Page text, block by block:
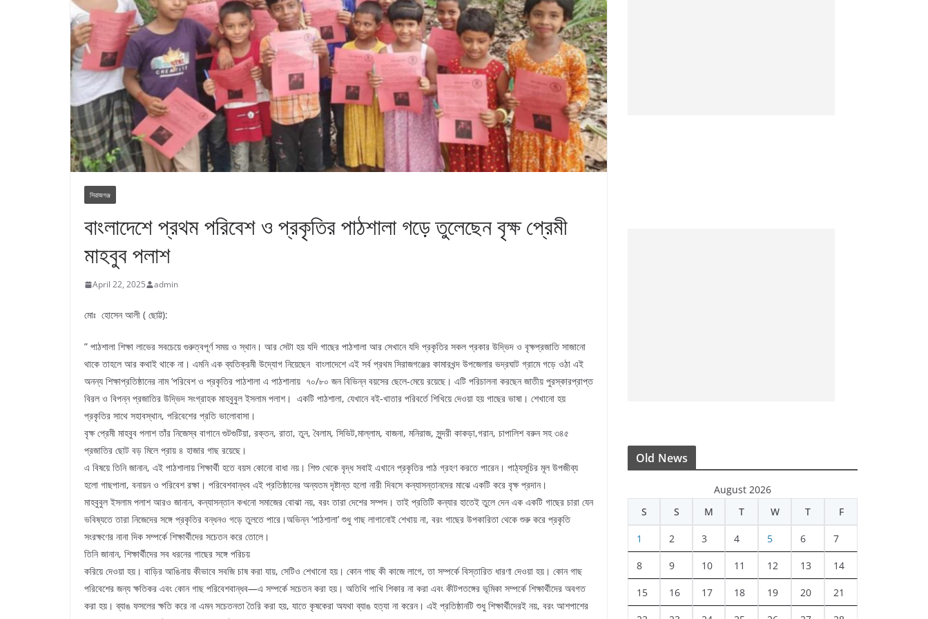
সিরাজগঞ্জ
বাংলাদেশে প্রথম পরিবেশ ও প্রকৃতির পাঠশালা গড়ে তুলেছেন বৃক্ষ প্রেমী
মাহবুব পলাশ
April 22, 2025 admin
মোঃ হোসেন আলী ( ছোট্ট):
” পাঠশালা শিক্ষা লাভের সবচেয়ে গুরুত্বপূর্ণ সময় ও স্থান। আর সেটা হয় যদি গাছের পাঠশালা আর সেখানে যদি প্রকৃতির সকল প্রকার উদ্ভিদ ও বৃক্ষপ্রজাতি সাজানো
থাকে তাহলে আর কথাই থাকে না। এমনি এক ব্যতিক্রমী উদ্যোগ নিয়েছেন বাংলাদেশে এই সর্ব প্রথম সিরাজগঞ্জের কামারখন্দ উপজেলার ভদ্রঘাট গ্রামে গড়ে ওঠা এই
অনন্য শিক্ষাপ্রতিষ্ঠানের নাম ‘পরিবেশ ও প্রকৃতির পাঠশালা এ পাঠশালায় ৭০/৮০ জন বিভিন্ন বয়সের ছেলে-মেয়ে রয়েছে। এটি পরিচালনা করছেন জাতীয় পুরস্কারপ্রাপ্ত
বিরল ও বিপন্ন প্রজাতির উদ্ভিদ সংগ্রাহক মাহবুবুল ইসলাম পলাশ। একটি পাঠশালা, যেখানে বই-খাতার পরিবর্তে শিখিয়ে দেওয়া হয় গাছের ভাষা। শেখানো হয়
প্রকৃতির সাথে সহাবস্থান, পরিবেশের প্রতি ভালোবাসা।
বৃক্ষ প্রেমী মাহবুব পলাশ তাঁর নিজেস্ব বাগানে গুটগুটিয়া, রক্তন, রাতা, তুন, বৈলাম, সিভিট,মাল্লাম, বাজনা, মনিরাজ, সুন্দরী কাকড়া,গরান, চাপালিশ বরুন সহ ৩৪৫
প্রজাতির ছোট বড় মিলে প্রায় ৪ হাজার গাছ রয়েছে।
এ বিষয়ে তিনি জানান, এই পাঠশালায় শিক্ষার্থী হতে বয়স কোনো বাধা নয়। শিশু থেকে বৃদ্ধ সবাই এখানে প্রকৃতির পাঠ গ্রহণ করতে পারেন। পাঠ্যসূচির মূল উপজীব্য
হলো গাছপালা, বনায়ন ও পরিবেশ রক্ষা। পরিবেশবান্ধব এই প্রতিষ্ঠানের অন্যতম দৃষ্টান্ত হলো নারী দিবসে কন্যাসন্তানদের মাঝে একটি করে বৃক্ষ প্রদান।
মাহবুবুল ইসলাম পলাশ আরও জানান, কন্যাসন্তান কখনো সমাজের বোঝা নয়, বরং তারা দেশের সম্পদ। তাই প্রতিটি কন্যার হাতেই তুলে দেন এক একটি গাছের চারা যেন
ভবিষ্যতে তারা নিজেদের সঙ্গে প্রকৃতির বন্ধনও গড়ে তুলতে পারে।অভিন্ন ‘পাঠশালা’ শুধু গাছ লাগানোই শেখায় না, বরং গাছের উপকারিতা থেকে শুরু করে প্রকৃতি
সংরক্ষণের নানা দিক সম্পর্কে শিক্ষার্থীদের সচেতন করে তোলে।
তিনি জানান, শিক্ষার্থীদের সব ধরনের গাছের সঙ্গে পরিচয়
করিয়ে দেওয়া হয়। বাড়ির আঙিনায় কীভাবে সবজি চাষ করা যায়, সেটিও শেখানো হয়। কোন গাছ কী কাজে লাগে, তা সম্পর্কে বিস্তারিত ধারণা দেওয়া হয়। কোন গাছ
পরিবেশের জন্য ক্ষতিকর এবং কোন গাছ পরিবেশবান্ধব—এ সম্পর্কে সচেতন করা হয়। অতিথি পাখি শিকার না করা এবং কীটপতঙ্গের ভূমিকা সম্পর্কে শিক্ষার্থীদের অবগত
করা হয়। ব্যাঙ ফসলের ক্ষতি করে না এমন সচেতনতা তৈরি করা হয়, যাতে কৃষকেরা অযথা ব্যাঙ হত্যা না করেন। এই প্রতিষ্ঠানটি শুধু শিক্ষার্থীদেরই নয়, বরং আশপাশের
Old News
August 2026
S
S M T W T F
1 2 3 4 5 6 7
8 9 10 11 12 13 14
15 16 17 18 19 20 21